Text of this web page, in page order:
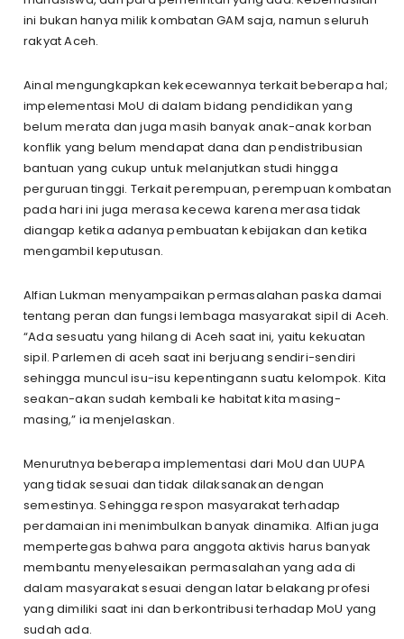
ini bukan hanya milik kombatan GAM saja, namun seluruh
rakyat Aceh.
Ainal mengungkapkan kekecewannya terkait beberapa hal;
impelementasi MoU di dalam bidang pendidikan yang
belum merata dan juga masih banyak anak-anak korban
konflik yang belum mendapat dana dan pendistribusian
bantuan yang cukup untuk melanjutkan studi hingga
perguruan tinggi. Terkait perempuan, perempuan kombatan
pada hari ini juga merasa kecewa karena merasa tidak
diangap ketika adanya pembuatan kebijakan dan ketika
mengambil keputusan.
Alfian Lukman menyampaikan permasalahan paska damai
tentang peran dan fungsi lembaga masyarakat sipil di Aceh.
“Ada sesuatu yang hilang di Aceh saat ini, yaitu kekuatan
sipil. Parlemen di aceh saat ini berjuang sendiri-sendiri
sehingga muncul isu-isu kepentingann suatu kelompok. Kita
seakan-akan sudah kembali ke habitat kita masing-
masing,” ia menjelaskan.
Menurutnya beberapa implementasi dari MoU dan UUPA
yang tidak sesuai dan tidak dilaksanakan dengan
semestinya. Sehingga respon masyarakat terhadap
perdamaian ini menimbulkan banyak dinamika. Alfian juga
mempertegas bahwa para anggota aktivis harus banyak
membantu menyelesaikan permasalahan yang ada di
dalam masyarakat sesuai dengan latar belakang profesi
yang dimiliki saat ini dan berkontribusi terhadap MoU yang
sudah ada.